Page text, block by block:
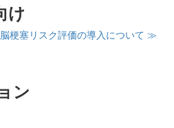
け
梗塞リスク評価の導入について ≫
ン